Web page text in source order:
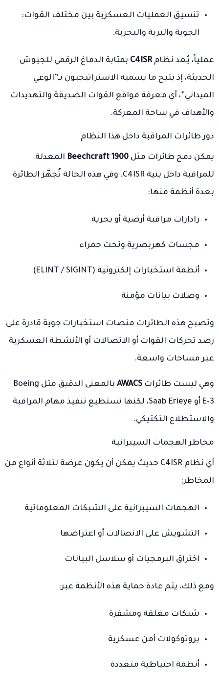
تنسيق العمليات العسكرية بين مختلف القوات:
الجوية والبرية والبحرية.
عملياً، يُعد نظامC4ISR بمثابة الدماغ الرقمي للجيوش
الحديثة، إذ يتيح ما يسميه الاستراتيجيون بـ”الوعي
الميداني”، أي معرفة مواقع القوات الصديقة والتهديدات
والأهداف في ساحة المعركة.
دور طائرات المراقبة داخل هذا النظام
يمكن دمج طائرات مثل Beechcraft 1900 المعدلة
للمراقبة داخل بنية C4ISR. وفي هذه الحالة تُجهَّز الطائرة
بعدة أنظمة منها:
رادارات مراقبة أرضية أو بحرية
مجسات كهربصرية وتحت حمراء
أنظمة استخبارات إلكترونية (ELINT / SIGINT)
وصلات بيانات مؤمنة
وتصبح هذه الطائرات منصات استخبارات جوية قادرة على
رصد تحركات القوات أو الاتصالات أو الأنشطة العسكرية
عبر مساحات واسعة.
وهي ليست طائرات AWACS
بالمعنى الدقيق مثل Boeing
E-3 أو Saab Erieye، لكنها تستطيع تنفيذ مهام المراقبة
والاستطلاع التكتيكي.
مخاطر الهجمات السيبرانية
أي نظام C4ISR حديث يمكن أن يكون عرضة لثلاثة أنواع من
المخاطر:
الهجمات السيبرانية على الشبكات المعلوماتية
التشويش على الاتصالات أو اعتراضها
اختراق البرمجيات أو سلاسل البيانات
ومع ذلك، يتم عادة حماية هذه الأنظمة عبر:
شبكات مغلقة ومشفرة
بروتوكولات أمن عسكرية
أنظمة احتياطية متعددة